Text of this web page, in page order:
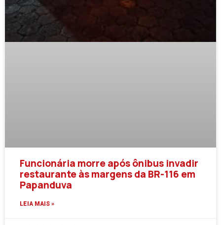
Funcionária morre após ônibus invadir
restaurante às margens da BR-116 em
Papanduva
LEIA MAIS »